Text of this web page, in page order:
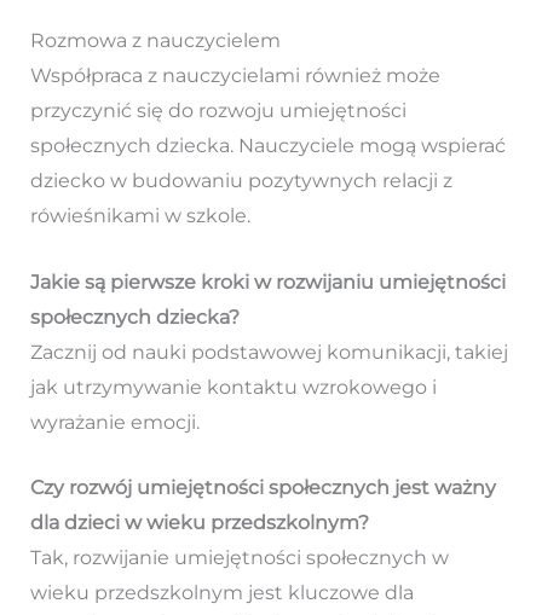
Rozmowa z nauczycielem
Współpraca z nauczycielami również może
przyczynić się do rozwoju umiejętności
społecznych dziecka. Nauczyciele mogą wspierać
dziecko w budowaniu pozytywnych relacji z
rówieśnikami w szkole.
Jakie są pierwsze kroki w rozwijaniu umiejętności
społecznych dziecka?
Zacznij od nauki podstawowej komunikacji, takiej
jak utrzymywanie kontaktu wzrokowego i
wyrażanie emocji.
Czy rozwój umiejętności społecznych jest ważny
dla dzieci w wieku przedszkolnym?
Tak, rozwijanie umiejętności społecznych w
wieku przedszkolnym jest kluczowe dla